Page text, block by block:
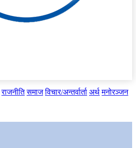
राजनीति समाज विचार/अन्तर्वार्ता अर्थ मनोरञ्जन